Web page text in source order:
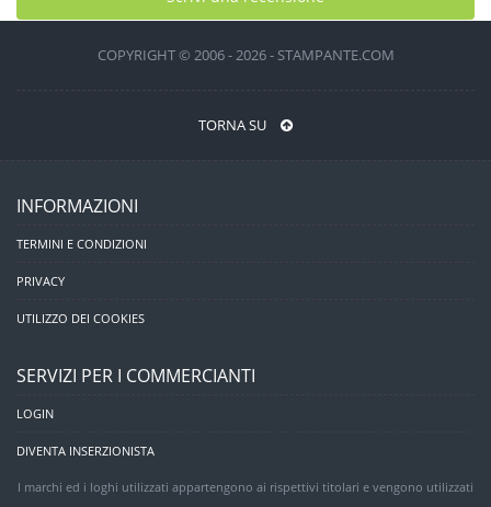
COPYRIGHT © 2006 - 2026 - STAMPANTE.COM
TORNA SU
INFORMAZIONI
TERMINI E CONDIZIONI
PRIVACY
UTILIZZO DEI COOKIES
SERVIZI PER I COMMERCIANTI
LOGIN
DIVENTA INSERZIONISTA
I marchi ed i loghi utilizzati appartengono ai rispettivi titolari e vengono utilizzati